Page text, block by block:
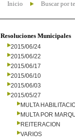
Inicio Buscar por
Resoluciones Municipales
2015/06/24
2015/06/22
2015/06/17
2015/06/10
2015/06/03
2015/05/27
MULTA
MULTA POR
REITERACION
VARIOS